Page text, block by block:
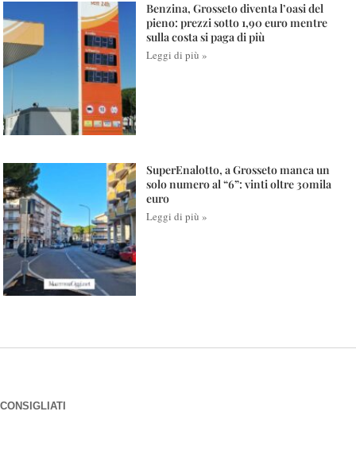
Benzina, Grosseto diventa l’oasi del
pieno: prezzi sotto 1,90 euro mentre
sulla costa si paga di più
Leggi di più »
SuperEnalotto, a Grosseto manca un
solo numero al “6”: vinti oltre 30mila
euro
Leggi di più »
CONSIGLIATI